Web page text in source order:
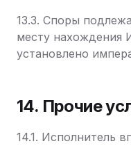
13.3. Споры
месту нахождения
установлено
14. Прочие
14.1. Исполнитель